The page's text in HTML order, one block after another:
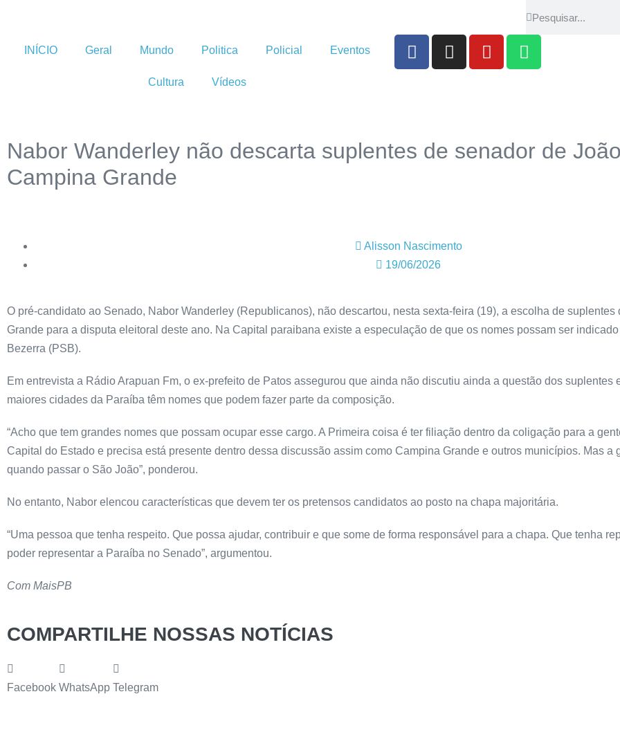
INÍCIO Geral Mundo Politica Policial Eventos
Cultura Vídeos
Nabor Wanderley não descarta suplentes de senador de
Campina Grande
Alisson Nascimento
19/06/2026
O pré-candidato ao Senado, Nabor Wanderley (Republicanos), não descartou, nesta sexta-feira (19), a escolha de
Grande para a disputa eleitoral deste ano. Na Capital paraibana existe a especulação de que os nomes possam ser
Bezerra (PSB).
Em entrevista a Rádio Arapuan Fm, o ex-prefeito de Patos assegurou que ainda não discutiu ainda a questão dos suplentes
maiores cidades da Paraíba têm nomes que podem fazer parte da composição.
“Acho que tem grandes nomes que possam ocupar esse cargo. A Primeira coisa é ter filiação dentro da coligação para a
Capital do Estado e precisa está presente dentro dessa discussão assim como Campina Grande e outros municípios. Mas a
quando passar o São João”, ponderou.
No entanto, Nabor elencou características que devem ter os pretensos candidatos ao posto na chapa majoritária.
“Uma pessoa que tenha respeito. Que possa ajudar, contribuir e que some de forma responsável para a chapa. Que tenha
poder representar a Paraíba no Senado”, argumentou.
Com MaisPB
COMPARTILHE NOSSAS NOTÍCIAS
Facebook WhatsApp Telegram